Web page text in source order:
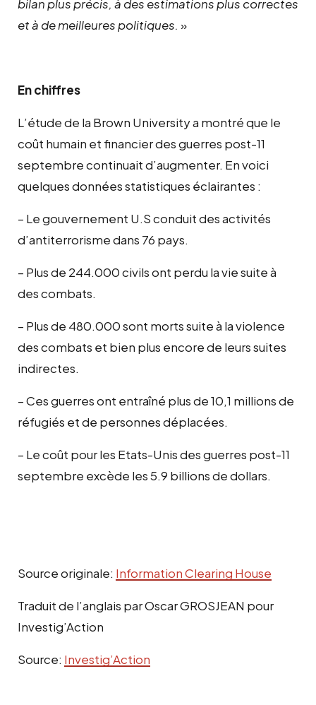
bilan plus précis, à des estimations plus correctes
et à de meilleures politiques. »
En chiffres
L’étude de la Brown University a montré que le
coût humain et financier des guerres post-11
septembre continuait d’augmenter. En voici
quelques données statistiques éclairantes :
– Le gouvernement U.S conduit des activités
d’antiterrorisme dans 76 pays.
– Plus de 244.000 civils ont perdu la vie suite à
des combats.
– Plus de 480.000 sont morts suite à la violence
des combats et bien plus encore de leurs suites
indirectes.
– Ces guerres ont entraîné plus de 10,1 millions de
réfugiés et de personnes déplacées.
– Le coût pour les Etats-Unis des guerres post-11
septembre excède les 5.9 billions de dollars.
Source originale: Information Clearing House
Traduit de l’anglais par Oscar GROSJEAN pour
Investig’Action
Source: Investig’Action